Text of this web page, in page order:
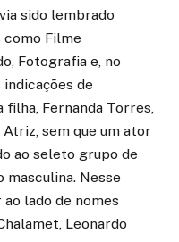
sido lembrado
Filme
Fotografia e, no
de
Fernanda Torres,
sem que um ator
ao seleto grupo de
masculina. Nesse
lado de nomes
Leonardo